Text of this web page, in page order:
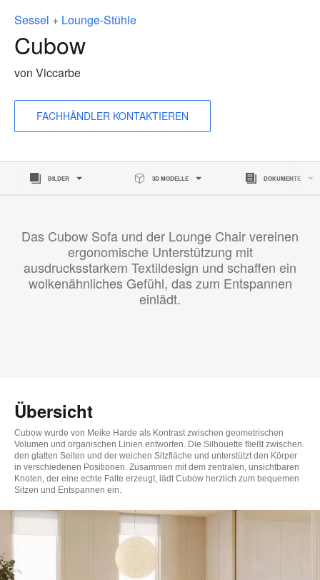
Sessel + Lounge-Stühle
Cubow
von Viccarbe
FACHHÄNDLER KONTAKTIEREN
BILDER 3D MODELLE DOKUMENTE
Das Cubow Sofa und der Lounge Chair vereinen
ergonomische Unterstützung mit
ausdrucksstarkem Textildesign und schaffen ein
wolkenähnliches Gefühl, das zum Entspannen
einlädt.
Übersicht
Cubow wurde von Meike Harde als Kontrast zwischen geometrischen
Volumen und organischen Linien entworfen. Die Silhouette fließt zwischen
den glatten Seiten und der weichen Sitzfläche und unterstützt den Körper
in verschiedenen Positionen. Zusammen mit dem zentralen, unsichtbaren
Knoten, der eine echte Falte erzeugt, lädt Cubow herzlich zum bequemen
Sitzen und Entspannen ein.